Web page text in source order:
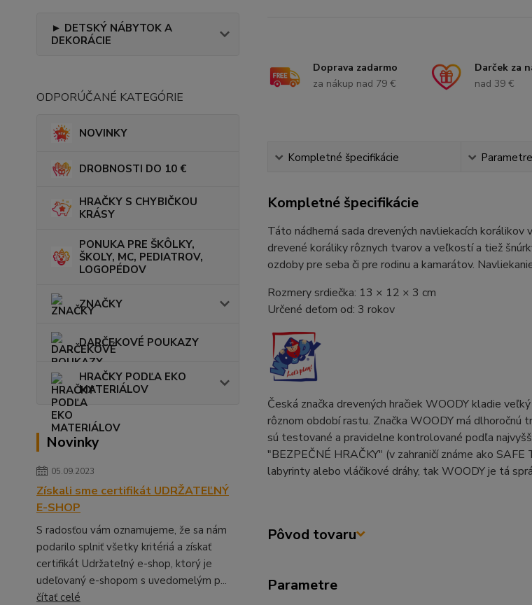
► DETSKÝ NÁBYTOK A
DEKORÁCIE
ODPORÚČANÉ KATEGÓRIE
NOVINKY
DROBNOSTI DO 10 €
HRAČKY S CHYBIČKOU
KRÁSY
PONUKA PRE ŠKÔLKY,
ŠKOLY, MC, PEDIATROV,
LOGOPÉDOV
ZNAČKY
DARČEKOVÉ POUKAZY
HRAČKY PODĽA EKO
MATERIÁLOV
Novinky
05.09.2023
Získali sme certifikát UDRŽATEĽNÝ
E-SHOP
S radosťou vám oznamujeme, že sa nám
podarilo splniť všetky kritériá a získať
certifikát Udržateľný e-shop, ktorý je
udeľovaný e-shopom s uvedomelým p...
čítať celé
Doprava zadarmo
za nákup nad 79 €
Darček za
nad 39 €
Kompletné špecifikácie Parametre
Kompletné špecifikácie
Táto nádherná sada drevených navliekacích
drevené koráliky rôznych tvarov a veľkostí a tiež
ozdoby pre seba či pre rodinu a kamarátov.
Rozmery srdiečka: 13 × 12 × 3 cm
Určené deťom od: 3 rokov
Česká značka drevených hračiek WOODY kladie
rôznom období rastu. Značka WOODY má dlhoročnú
sú testované a pravidelne kontrolované podľa
"BEZPEČNÉ HRAČKY" (v zahraničí známe ako
labyrinty alebo vláčikové dráhy, tak WOODY je tá
Pôvod tovaru
Parametre